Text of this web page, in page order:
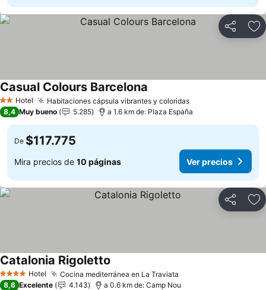
Compartir
2 Estrellas
Hotel Habitaciones cápsula vibrantes y coloridas
Casual Colours Barcelona
8,4 Muy bueno 5.285 a 1.6 km de: Plaza España
De $117.775
Mira precios de 10 páginas Ver precios
Compartir
4 EstrellasHotel Cocina mediterránea en La Traviata
Catalonia Rigoletto
8,6 Excelente 4.143 a 0.6 km de: Camp Nou